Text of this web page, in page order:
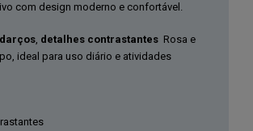
com design moderno e confortável.
detalhes contrastantes Rosa e
ideal para uso diário e atividades